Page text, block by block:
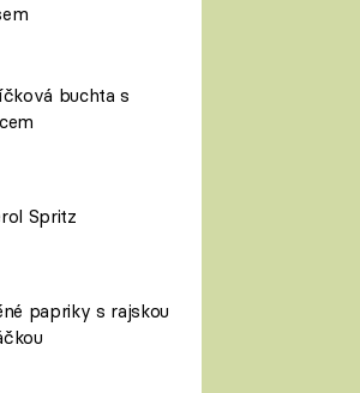
buchta s
Spritz
papriky s rajskou